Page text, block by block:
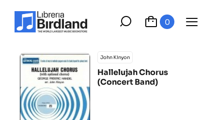
0
John Kinyon
Hallelujah Chorus
(Concert Band)